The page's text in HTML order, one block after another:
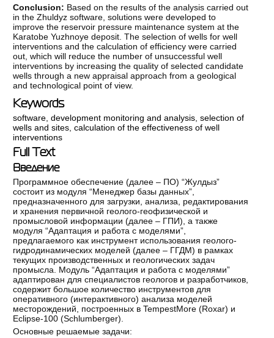
Conclusion: Based on the results of the analysis carried out
in the Zhuldyz software, solutions were developed to
improve the reservoir pressure maintenance system at the
Karatobe Yuzhnoye deposit. The selection of wells for well
interventions and the calculation of efficiency were carried
out, which will reduce the number of unsuccessful well
interventions by increasing the quality of selected candidate
wells through a new appraisal approach from a geological
and technological point of view.
Keywords
software ,development monitoring and analysis ,selection of
wells and sites ,calculation of the effectiveness of well
interventions
Full Text
Введение
Программное обеспечение (далее – ПО) “Жулдыз”
состоит из модуля “Менеджер базы данных”,
предназначенного для загрузки, анализа, редактирования
и хранения первичной геолого-геофизической и
промысловой информации (далее – ГПИ), а также
модуля “Адаптация и работа с моделями”,
предлагаемого как инструмент использования геолого-
гидродинамических моделей (далее – ГГДМ) в рамках
текущих производственных и геологических задач
промысла. Модуль “Адаптация и работа с моделями”
адаптирован для специалистов геологов и разработчиков,
содержит большое количество инструментов для
оперативного (интерактивного) анализа моделей
месторождений, построенных в TempestMore (Roxar) и
Eclipse-100 (Schlumberger).
Основные решаемые задачи: